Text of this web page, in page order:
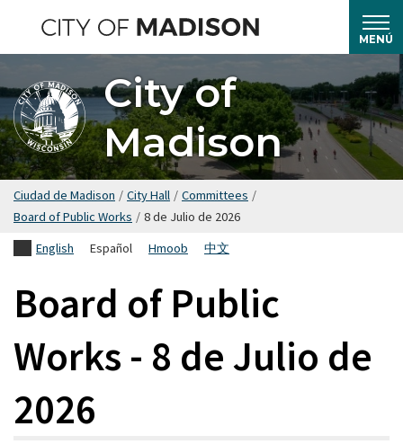
el
contenido
principal
MENÚ
City of
Madison
Ciudad de Madison / City Hall / Committees /
Board of Public Works / 8 de Julio de 2026
English
Español Hmoob 中文
Board of Public
Works - 8 de Julio de
2026